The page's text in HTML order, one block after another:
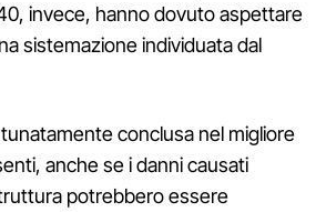
invece, hanno dovuto aspettare
sistemazione individuata dal
conclusa nel migliore
anche se i danni causati
potrebbero essere